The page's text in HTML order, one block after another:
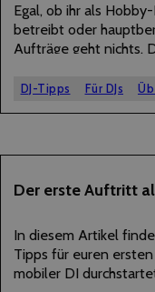
Egal, ob ihr als
betreibt oder
Aufträge geht nichts.
es bei der…
DJ-Tipps Für DJs
22
Der erste Auftritt
In diesem Artikel
Tipps für euren
mobiler DJ